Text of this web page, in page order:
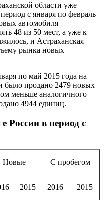
области уже
с января по февраль
автомобиля
48 из 50 мест, а уже к
и Астраханская
рынка новых
по май 2015 года на
было продано 2479 новых
меньше аналогичного
4944 единиц.
России в период с
Новые С пробегом
2015 2016 2015